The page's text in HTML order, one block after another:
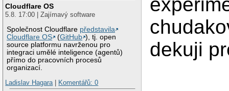
Cloudflare OS
5.8. 17:00 | Zajímavý software
Společnost Cloudflare představila
Cloudflare OS
(GitHub ), tj. open
source platformu navrženou pro
integraci umělé inteligence (agentů)
přímo do pracovních procesů
organizací.
Ladislav Hagara| Komentářů: 0
dekuji